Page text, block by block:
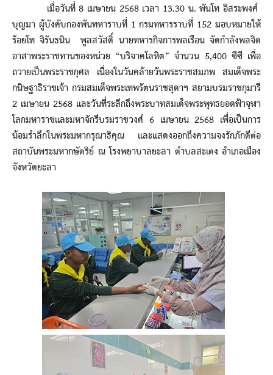
เมื่อวันที่ 8 เมษายน 2568 เวลา 13.30 น. พันโท อิสระพงศ์
บุญมา ผู้บังคับกองพันทหาราบที่ 1 กรมทหารราบที่ 152 มอบหมายให้
ร้อยโท จิรันธนิน พูลสวัสดิ์ นายทหารกิจการพลเรือน จัดกำลังพลจิต
อาสาพระราชทานของหน่วย “บริจาคโลหิต” จำนวน 5,400 ซีซี เพื่อ
ถวายเป็นพระราชกุศล เนื่องในวันคล้ายวันพระราชสมภพ สมเด็จพระ
กนิษฐาธิราชเจ้า กรมสมเด็จพระเทพรัตนราชสุดาฯ สยามบรมราชกุมารี
2 เมษายน 2568 และวันที่ระลึกถึงพระบาทสมเด็จพระพุทธยอดฟ้าจุฬา
โลกมหาราชและมหาจักรีบรมราชวงศ์ 6 เมษายน 2568 เพื่อเป็นการ
น้อมรำลึกในพระมหากรุณาธิคุณ และแสดงออกถึงความจงรักภักดีต่อ
สถาบันพระมหากษัตริย์ ณ โรงพยาบาลยะลา ตำบลสะเตง อำเภอเมือง
จังหวัดยะลา